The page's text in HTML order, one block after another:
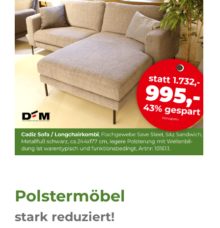
Polstermöbel
stark reduziert!